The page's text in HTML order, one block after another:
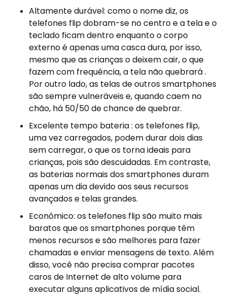
Altamente durável: como o nome diz, os
telefones flip dobram-se no centro e a tela e o
teclado ficam dentro enquanto o corpo
externo é apenas uma casca dura, por isso,
mesmo que as crianças o deixem cair, o que
fazem com frequência, a tela não quebrará .
Por outro lado, as telas de outros smartphones
são sempre vulneráveis ​​e, quando caem no
chão, há 50/50 de chance de quebrar.
Excelente tempo bateria : os telefones flip,
uma vez carregados, podem durar dois dias
sem carregar, o que os torna ideais para
crianças, pois são descuidadas. Em contraste,
as baterias normais dos smartphones duram
apenas um dia devido aos seus recursos
avançados e telas grandes.
Econômico: os telefones flip são muito mais
baratos que os smartphones porque têm
menos recursos e são melhores para fazer
chamadas e enviar mensagens de texto. Além
disso, você não precisa comprar pacotes
caros de Internet de alto volume para
executar alguns aplicativos de mídia social.